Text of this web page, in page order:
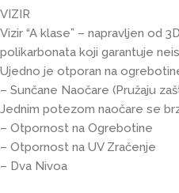
VIZIR
Vizir “A klase” – napravljen od
polikarbonata koji garantuje
Ujedno je otporan na
– Sunčane Naočare (Pružaju
Jednim potezom naočare se
– Otpornost na Ogrebotine
– Otpornost na UV Zračenje
– Dva Nivoa